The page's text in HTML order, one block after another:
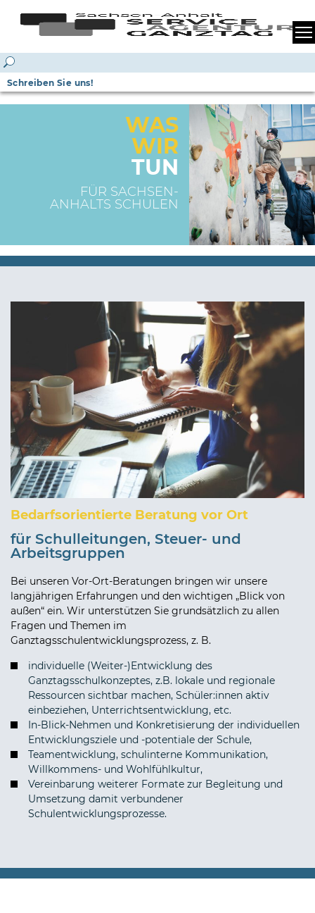
Schreiben Sie uns!
WAS
WIR
TUN
FÜR SACHSEN-
ANHALTS SCHULEN
Bedarfsorientierte Beratung vor Ort
für Schulleitungen, Steuer- und
Arbeitsgruppen
Bei unseren Vor-Ort-Beratungen bringen wir unsere
langjährigen Erfahrungen und den wichtigen „Blick von
außen“ ein. Wir unterstützen Sie grundsätzlich zu allen
Fragen und Themen im
Ganztagsschulentwicklungsprozess, z. B.
individuelle (Weiter-)Entwicklung des
Ganztagsschulkonzeptes, z.B. lokale und regionale
Ressourcen sichtbar machen, Schüler:innen aktiv
einbeziehen, Unterrichtsentwicklung, etc.
In-Blick-Nehmen und Konkretisierung der individuellen
Entwicklungsziele und -potentiale der Schule,
Teamentwicklung, schulinterne Kommunikation,
Willkommens- und Wohlfühlkultur,
Vereinbarung weiterer Formate zur Begleitung und
Umsetzung damit verbundener
Schulentwicklungsprozesse.